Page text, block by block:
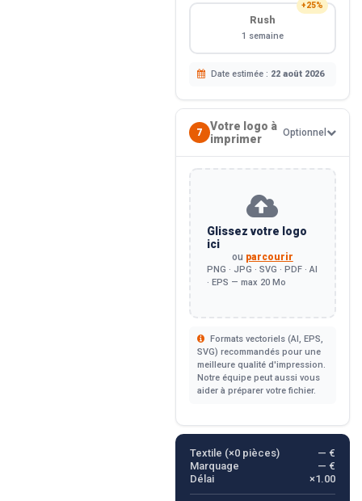
+25%
Rush
1 semaine
Date estimée : 22 août 2026
7
Votre logo à
imprimer
Optionnel
Glissez votre logo
ici
ou parcourir
PNG · JPG · SVG · PDF · AI
· EPS — max 20 Mo
Formats vectoriels (AI, EPS,
SVG) recommandés pour une
meilleure qualité d'impression.
Notre équipe peut aussi vous
aider à préparer votre fichier.
Textile (×0pièces)
— €
Marquage
— €
Délai
×1.00